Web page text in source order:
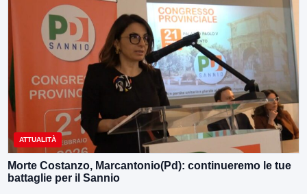
ATTUALITÀ
Morte Costanzo, Marcantonio(Pd): continueremo le tue
battaglie per il Sannio